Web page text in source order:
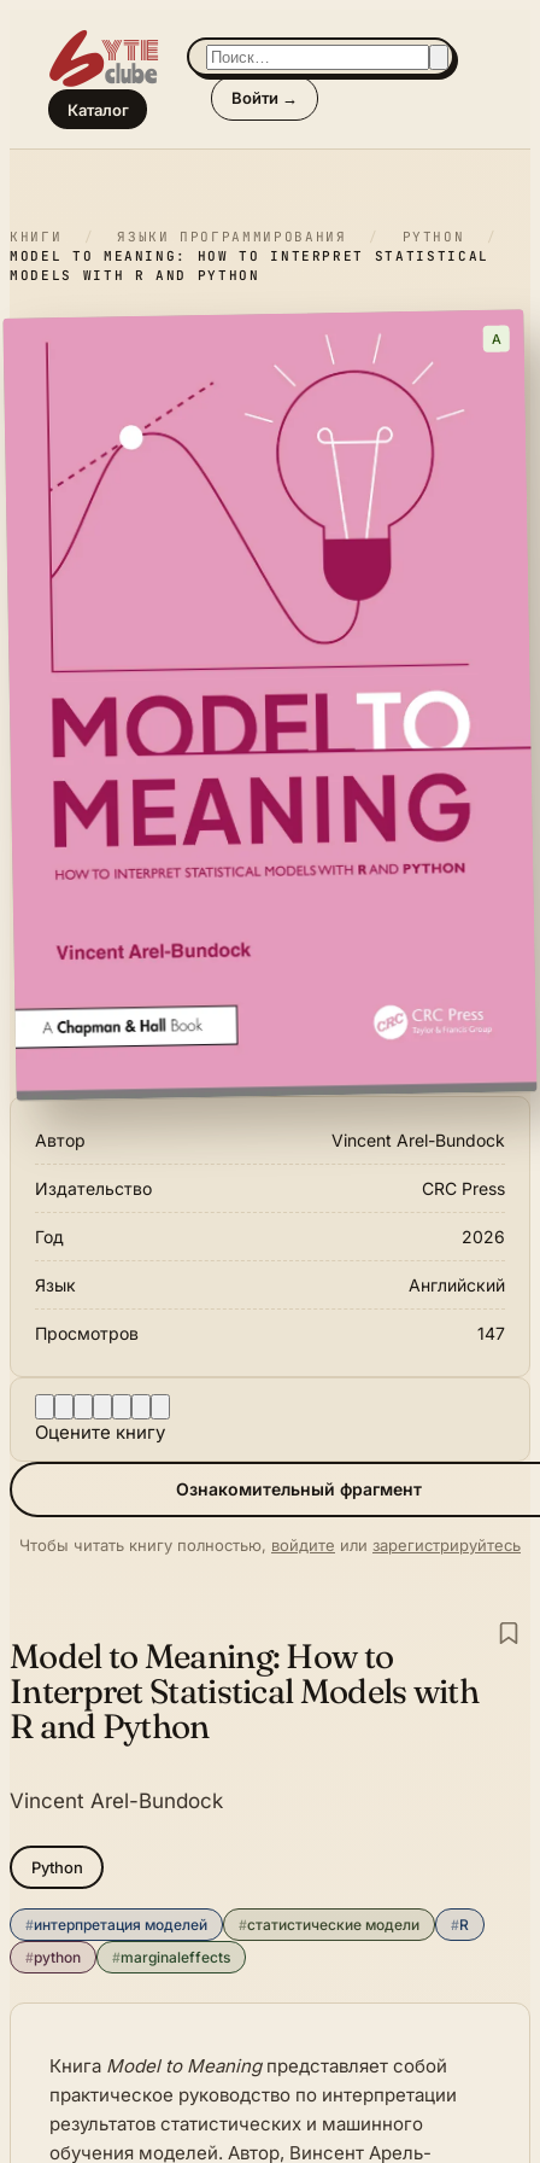
Каталог
Войти →
КНИГИ / ЯЗЫКИ ПРОГРАММИРОВАНИЯ / PYTHON
/
MODEL TO MEANING: HOW TO INTERPRET STATISTICAL
MODELS WITH R AND PYTHON
A
Автор Vincent Arel-Bundock
Издательство CRC Press
Год 2026
Язык Английский
Просмотров 147
Оцените книгу
Ознакомительный фрагмент
Чтобы читать книгу полностью, войдите или зарегистрируйтесь
Model to Meaning:How to
Interpret Statistical Models with
R and Python
Vincent Arel-Bundock
Python
#интерпретация моделей #статистические модели #R
#python #marginaleffects
Книга Model to Meaningпредставляет собой
практическое руководство по интерпретации
результатов статистических и машинного
обучения моделей. Автор, Винсент Арель-